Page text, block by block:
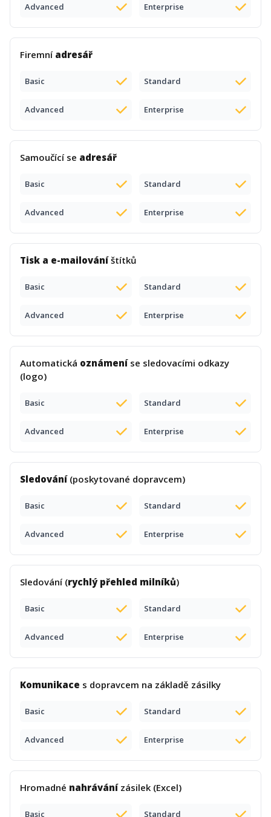
Advanced Enterprise
Firemní adresář
Basic Standard
Advanced Enterprise
Samoučící se adresář
Basic Standard
Advanced Enterprise
Tisk a e-mailováníštítků
Basic Standard
Advanced Enterprise
Automatická oznámeníse sledovacími odkazy
(logo)
Basic Standard
Advanced Enterprise
Sledování(poskytované dopravcem)
Basic Standard
Advanced Enterprise
Sledování (rychlý přehled milníků)
Basic Standard
Advanced Enterprise
Komunikace s dopravcem na základě zásilky
Basic Standard
Advanced Enterprise
Hromadné nahrávánízásilek (Excel)
Basic Standard